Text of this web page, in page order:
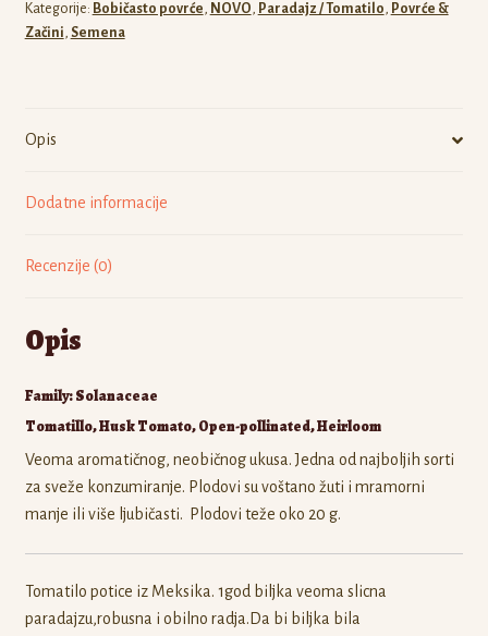
Kategorije: Bobičasto povrće, NOVO, Paradajz / Tomatilo, Povrće &
Začini, Semena
Opis
Dodatne informacije
Recenzije (0)
Opis
Family: Solanaceae
Tomatillo, Husk Tomato, Open-pollinated, Heirloom
Veoma aromatičnog, neobičnog ukusa. Jedna od najboljih sorti
za sveže konzumiranje. Plodovi su voštano žuti i mramorni
manje ili više ljubičasti. Plodovi teže oko 20 g.
Tomatilo potice iz Meksika. 1god biljka veoma slicna
paradajzu,robusna i obilno radja.Da bi biljka bila